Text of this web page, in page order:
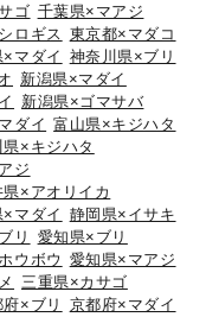
ゴ 千葉県×マアジ
ロギス 東京都×マダコ
マダイ 神奈川県×ブリ
新潟県×マダイ
新潟県×ゴマサバ
ダイ 富山県×キジハタ
県×キジハタ
ジ
県×アオリイカ
マダイ 静岡県×イサキ
リ
愛知県×ブリ
ウボウ 愛知県×マアジ
三重県×カサゴ
×ブリ
京都府×マダイ